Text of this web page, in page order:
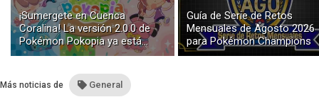
¡Sumergete en Cuenca
Coralina! La versión 2.0.0 de
Pokémon Pokopia ya está
disponible con buceo y
Guía de Serie de Retos
Mensuales de Agosto 2026
para Pokémon Champions
Más noticias de General